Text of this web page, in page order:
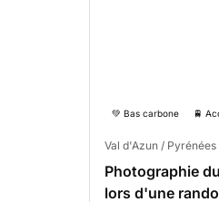
💚 Bas carbone 🚆
Val d'Azun / Pyrénées
Photographie
lors d'une